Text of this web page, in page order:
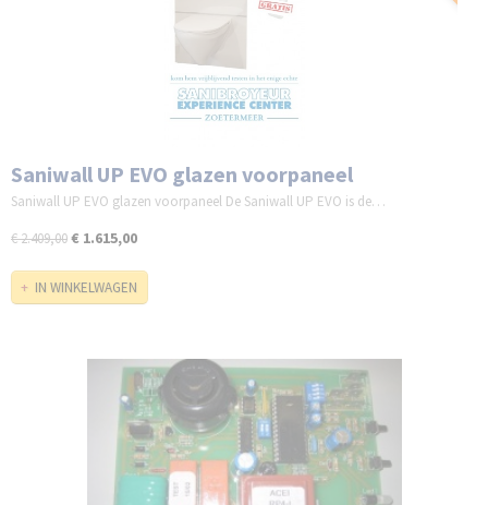
Saniwall UP EVO glazen voorpaneel
Saniwall UP EVO glazen voorpaneel De Saniwall UP EVO is de…
€ 2.409,00€ 1.615,00
IN WINKELWAGEN